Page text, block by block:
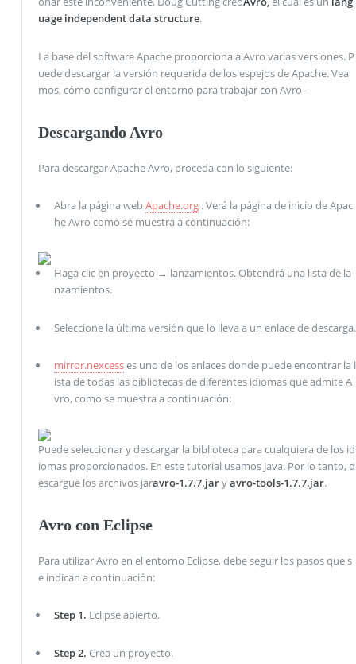
uage independent data structure.
La base del software Apache proporciona a Avro varias versiones. P
uede descargar la versión requerida de los espejos de Apache. Vea
mos, cómo configurar el entorno para trabajar con Avro -
Descargando Avro
Para descargar Apache Avro, proceda con lo siguiente:
Abra la página webApache.org. Verá la página de inicio de Apac
he Avro como se muestra a continuación:
Haga clic en proyecto → lanzamientos. Obtendrá una lista de la
nzamientos.
Seleccione la última versión que lo lleva a un enlace de descarga.
mirror.nexcesses uno de los enlaces donde puede encontrar la l
ista de todas las bibliotecas de diferentes idiomas que admite A
vro, como se muestra a continuación:
Puede seleccionar y descargar la biblioteca para cualquiera de los id
iomas proporcionados. En este tutorial usamos Java. Por lo tanto, d
escargue los archivos jaravro-1.7.7.jaryavro-tools-1.7.7.jar.
Avro con Eclipse
Para utilizar Avro en el entorno Eclipse, debe seguir los pasos que s
e indican a continuación:
Step 1. Eclipse abierto.
Step 2. Crea un proyecto.